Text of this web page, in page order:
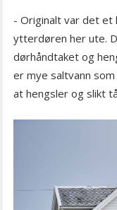
- Originalt var det et
ytterdøren her ute.
dørhåndtaket og
er mye saltvann
at hengsler og slikt